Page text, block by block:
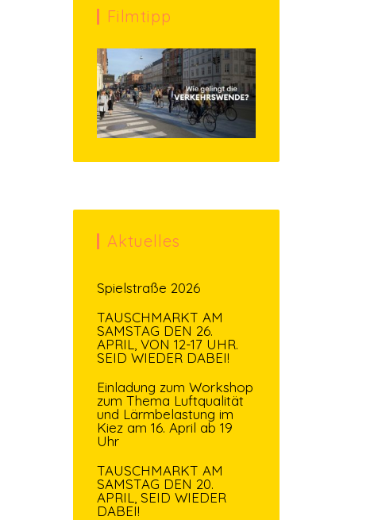
Filmtipp
Aktuelles
Spielstraße 2026
TAUSCHMARKT AM
SAMSTAG DEN 26.
APRIL, VON 12-17 UHR.
SEID WIEDER DABEI!
Einladung zum Workshop
zum Thema Luftqualität
und Lärmbelastung im
Kiez am 16. April ab 19
Uhr
TAUSCHMARKT AM
SAMSTAG DEN 20.
APRIL, SEID WIEDER
DABEI!